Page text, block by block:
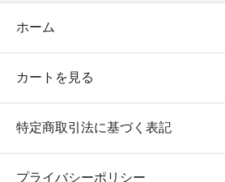
ホーム
カートを見る
特定商取引法に基づく表記
プライバシーポリシー